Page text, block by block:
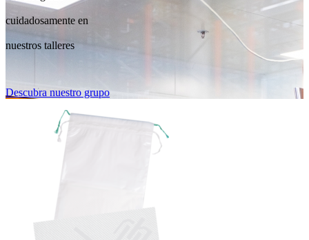
cuidadosamente en
nuestros talleres
Descubra nuestro grupo